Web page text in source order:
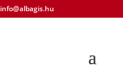
info@albagis.hu